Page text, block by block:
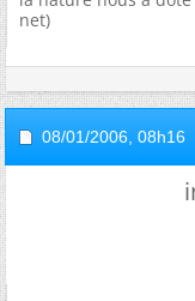
net)
08/01/2006, 08h16